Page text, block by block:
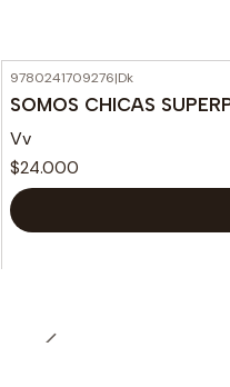
9780241709276|Dk
SOMOS CHICAS
Vv
$24.000